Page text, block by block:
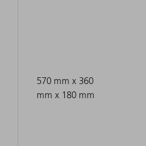
570 mm x 360
mm x 180 mm